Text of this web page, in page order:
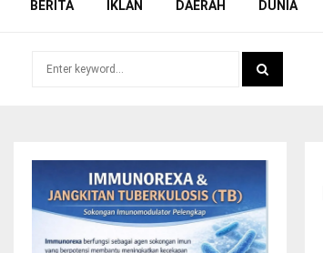
BERITA IKLAN DAERAH DUNIA